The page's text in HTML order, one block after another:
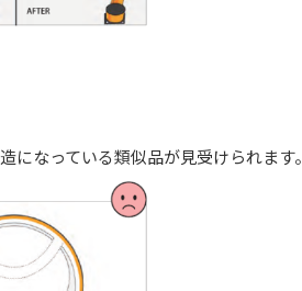
なっている類似品が見受けられます。